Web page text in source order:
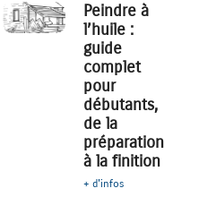
Peindre à
l’huile :
guide
complet
pour
débutants,
de la
préparation
à la finition
+ d'infos